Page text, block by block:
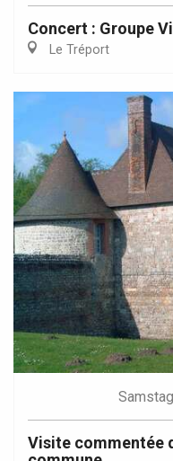
Concert : Groupe
Le Tréport
Samstag
Visite commentée